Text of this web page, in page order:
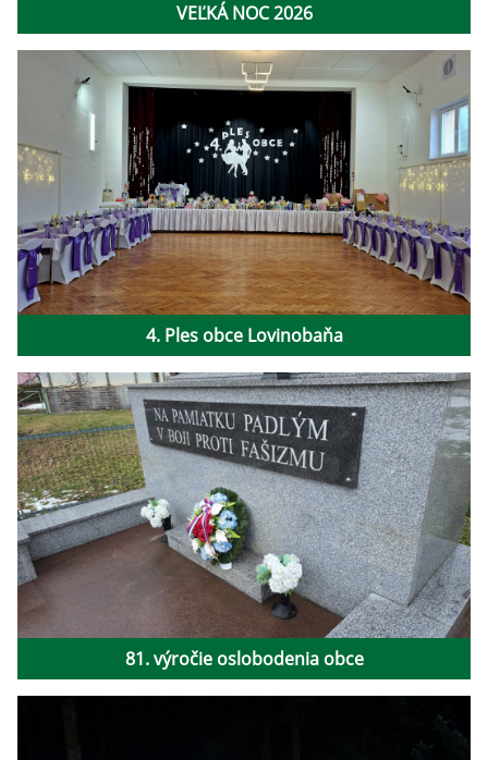
VEĽKÁ NOC 2026
4. Ples obce Lovinobaňa
81. výročie oslobodenia obce